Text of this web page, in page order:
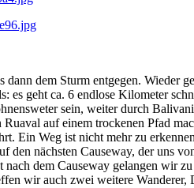
dem Sturm entgegen.
es geht ca. 6 endlose Kilometer
sein, weiter durch
auf einem trockenen Pfad
Ein Weg ist nicht mehr zu
den nächsten Causeway, der
dem Causeway gelangen wir
wir auch zwei weitere